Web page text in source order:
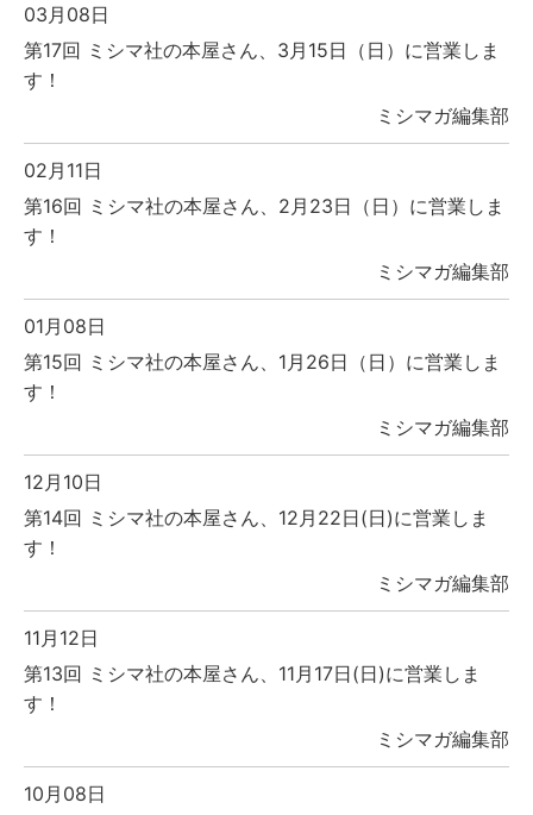
03月08日
第17回 ミシマ社の本屋さん、3月15日（日）に営業しま
す！
ミシマガ編集部
02月11日
第16回 ミシマ社の本屋さん、2月23日（日）に営業しま
す！
ミシマガ編集部
01月08日
第15回 ミシマ社の本屋さん、1月26日（日）に営業しま
す！
ミシマガ編集部
12月10日
第14回 ミシマ社の本屋さん、12月22日(日)に営業しま
す！
ミシマガ編集部
11月12日
第13回 ミシマ社の本屋さん、11月17日(日)に営業しま
す！
ミシマガ編集部
10月08日